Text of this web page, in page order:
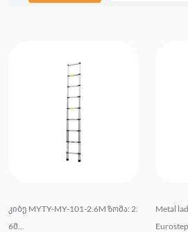
კიბე MYTY-MY-101-2.6M ზომა: 2.
6მ...
Metal